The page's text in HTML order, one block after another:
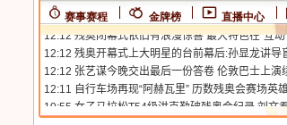
赛事赛程 金牌榜 直播中心